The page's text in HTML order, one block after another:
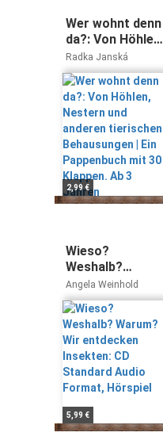
Wer wohnt denn
da?: Von Höhlen,
Nestern und
anderen
tierischen
Behausungen |
Ein Pappenbuch
mit 30 Klappen.
Ab 3 Jahren
Radka Janská
2,99 €
Wieso?
Weshalb?
Warum? Wir
entdecken
Insekten: CD
Standard Audio
Format, Hörspiel
Angela Weinhold
5,99 €